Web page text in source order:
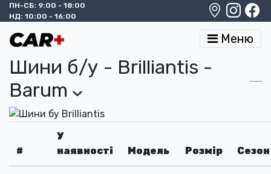
ПН-СБ: 9:00 - 18:00
НД: 10:00 - 16:00
Меню
Шини б/у - Brilliantis -
Barum ›
#
У
наявності
Модель Розмір Сезон